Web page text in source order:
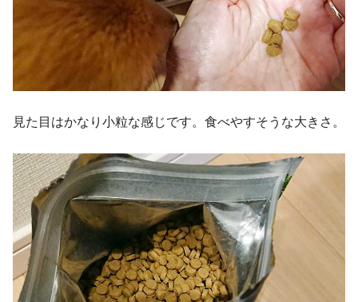
見た目はかなり小粒な感じです。食べやすそうな大きさ。